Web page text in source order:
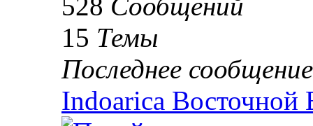
528 Сообщений
15 Темы
Последнее сообщение
Indoarica Восточной